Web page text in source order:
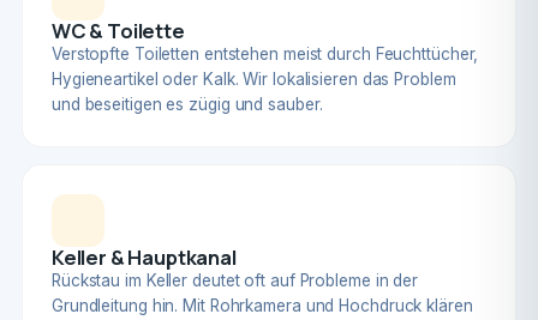
WC & Toilette
Verstopfte Toiletten entstehen meist durch Feuchttücher,
Hygieneartikel oder Kalk. Wir lokalisieren das Problem
und beseitigen es zügig und sauber.
Keller & Hauptkanal
Rückstau im Keller deutet oft auf Probleme in der
Grundleitung hin. Mit Rohrkamera und Hochdruck klären